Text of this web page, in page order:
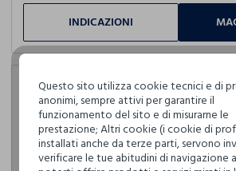
INDICAZIONI
CORNER BLUKIDS
UPIM San Giovanni Rotondo
2.0(1)
Via Foggia, 151, 71013 San Giovanni
Aperto 09:00-13:00, 16:30-20:30
Questo sito utilizza cookie tecnici e di
anonimi, sempre attivi per garantire il
funzionamento del sito e di misurarne le
prestazione; Altri cookie (i cookie di
installati anche da terze parti, servono
verificare le tue abitudini di navigazione